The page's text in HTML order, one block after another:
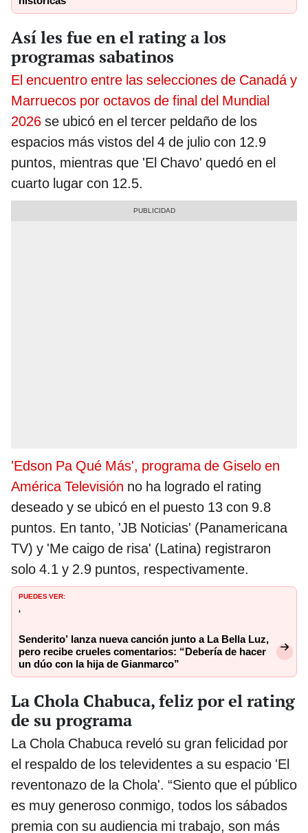
Así les fue en el rating a los
programas sabatinos
El encuentro entre las selecciones de Canadá y
Marruecos por octavos de final del Mundial
2026 se ubicó en el tercer peldaño de los
espacios más vistos del 4 de julio con 12.9
puntos, mientras que 'El Chavo' quedó en el
cuarto lugar con 12.5.
'Edson Pa Qué Más', programa de Giselo en
América Televisión no ha logrado el rating
deseado y se ubicó en el puesto 13 con 9.8
puntos. En tanto, 'JB Noticias' (Panamericana
TV) y 'Me caigo de risa' (Latina) registraron
solo 4.1 y 2.9 puntos, respectivamente.
PUEDES VER:
‘
Senderito’ lanza nueva canción junto a La Bella Luz,
pero recibe crueles comentarios: “Debería de hacer
un dúo con la hija de Gianmarco”
La Chola Chabuca, feliz por el rating
de su programa
La Chola Chabuca reveló su gran felicidad por
el respaldo de los televidentes a su espacio 'El
reventonazo de la Chola'. “Siento que el público
es muy generoso conmigo, todos los sábados
premia con su audiencia mi trabajo, son más